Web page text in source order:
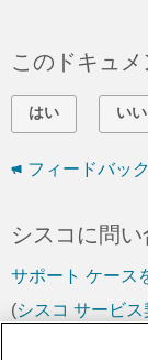
このドキュ
はい いい
フィードバック
シスコに問い
サポート ケース
(シスコ サービス